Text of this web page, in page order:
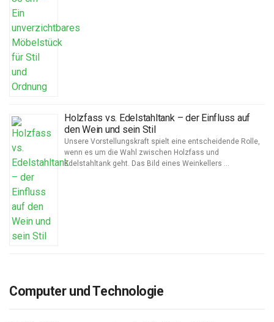
Holzfass vs. Edelstahltank – der Einfluss auf
den Wein und sein Stil
Unsere Vorstellungskraft spielt eine entscheidende Rolle,
wenn es um die Wahl zwischen Holzfass und
Edelstahltank geht. Das Bild eines Weinkellers …
Computer und Technologie